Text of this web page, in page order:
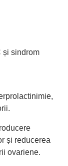
și sindrom
și reducerea
ovariene.